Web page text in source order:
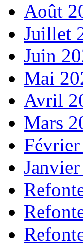
Août
Juillet
Juin
Mai
Avril
Mars